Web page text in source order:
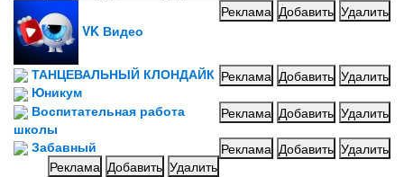
VK Видео
Реклама Добавить Удалить
ТАНЦЕВАЛЬНЫЙ КЛОНДАЙК Реклама Добавить Удалить
Юникум
Реклама Добавить Удалить
Воспитательная работа
школы
Реклама Добавить Удалить
Забавный
Реклама Добавить Удалить